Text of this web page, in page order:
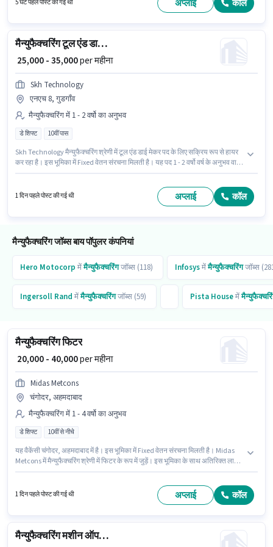
5 घंटे पहले पोस्ट की गई थी अप्लाई कॉल
मैन्युफैक्चरिंग टूल एंड डाई मेकर
₹ 25,000 - 35,000per महीना
Skh Technology
एनएच 8, गुडगाँव
मैन्युफैक्चरिंग में 1 - 2 वर्षो का अनुभव
डे शिफ्ट 10वीं पास
Skh Technology मैन्युफैक्चरिंग श्रेणी में टूल एंड डाई मेकर पद के लिए सक्रिय रूप से हायर
कर रहा है। इस भूमिका में Fixed वेतन संरचना मिलती है। यह पद 1 - 2 वर्षो वर्ष के अनुभव वाले
फुल टाइम भूमिका है, जिसमें डे शिफ्ट और 6 days working प्रति सप्ताह है।
1 दिन पहले पोस्ट की गई थी अप्लाई कॉल
मैन्युफैक्चरिंग जॉब्स बाय पॉपुलर कंपनियां
Hero Motocorp मेंमैन्युफैक्चरिंगजॉब्स (118) Infosysमेंमैन्युफैक्चरिंगजॉब्स
Ingersoll Rand मेंमैन्युफैक्चरिंगजॉब्स (59) Pista Houseमें
मैन्युफैक्चरिंग फिटर
₹ 20,000 - 40,000per महीना
Midas Metcons
चंगोदर, अहमदाबाद
मैन्युफैक्चरिंग में 1 - 4 वर्षो का अनुभव
डे शिफ्ट 10वीं से नीचे
यह वैकेंसी चंगोदर, अहमदाबाद में है। इस भूमिका में Fixed वेतन संरचना मिलती है। Midas
Metcons में मैन्युफैक्चरिंग श्रेणी में फिटर के रूप में जुड़ें। इस भूमिका के साथ अतिरिक्त लाभ
1 दिन पहले पोस्ट की गई थी अप्लाई कॉल
मैन्युफैक्चरिंग मशीन ऑपरेटर